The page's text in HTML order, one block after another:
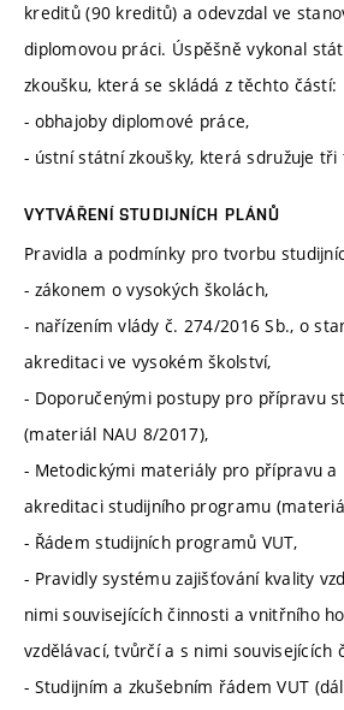
kreditů (90 kreditů) a odevzdal ve
diplomovou práci. Úspěšně vykonal
zkoušku, která se skládá z těchto částí:
- obhajoby diplomové práce,
- ústní státní zkoušky, která sdružuje
VYTVÁŘENÍ STUDIJNÍCH PLÁNŮ
Pravidla a podmínky pro tvorbu
- zákonem o vysokých školách,
- nařízením vlády č. 274/2016 Sb., o
akreditaci ve vysokém školství,
- Doporučenými postupy pro přípravu
(materiál NAU 8/2017),
- Metodickými materiály pro přípravu a
akreditaci studijního programu
- Řádem studijních programů VUT,
- Pravidly systému zajišťování kvality
nimi souvisejících činnosti a vnitřního
vzdělávací, tvůrčí a s nimi souvisejících
- Studijním a zkušebním řádem VUT